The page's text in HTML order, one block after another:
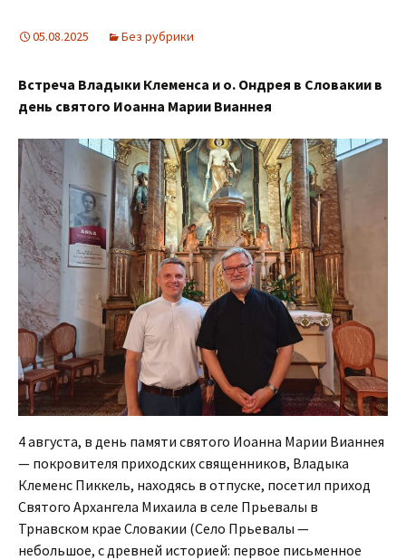
05.08.2025 Без рубрики
Встреча Владыки Клеменса и о. Ондрея в Словакии в
день святого Иоанна Марии Вианнея
4 августа, в день памяти святого Иоанна Марии Вианнея
— покровителя приходских священников, Владыка
Клеменс Пиккель, находясь в отпуске, посетил приход
Святого Архангела Михаила в селе Прьевалы в
Трнавском крае Словакии (Село Прьевалы —
небольшое, с древней историей: первое письменное